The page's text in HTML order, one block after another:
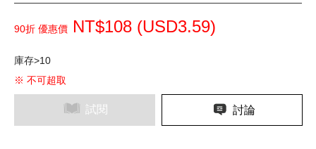
90折 優惠價 NT$108 (USD3.59)
庫存>10
※ 不可超取
試閱 討論